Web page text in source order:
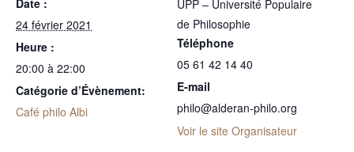
Date :
24 février 2021
Heure :
20:00 à 22:00
Catégorie d’Évènement:
Café philo Albi
UPP – Université Populaire
de Philosophie
Téléphone
05 61 42 14 40
E-mail
philo@alderan-philo.org
Voir le site Organisateur